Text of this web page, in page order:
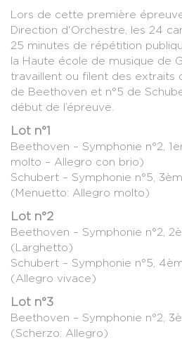
Lors de cette première
Direction d'Orchestre, les 24
25 minutes de répétition
la Haute école de musique de
travaillent ou filent des extraits
de Beethoven et n°5 de
début de l’épreuve.
Lot n°1
Beethoven – Symphonie n°2,
molto – Allegro con brio)
Schubert – Symphonie n°5,
(Menuetto: Allegro molto)
Lot n°2
Beethoven – Symphonie n°2,
(Larghetto)
Schubert – Symphonie n°5,
(Allegro vivace)
Lot n°3
Beethoven – Symphonie n°2,
(Scherzo: Allegro)